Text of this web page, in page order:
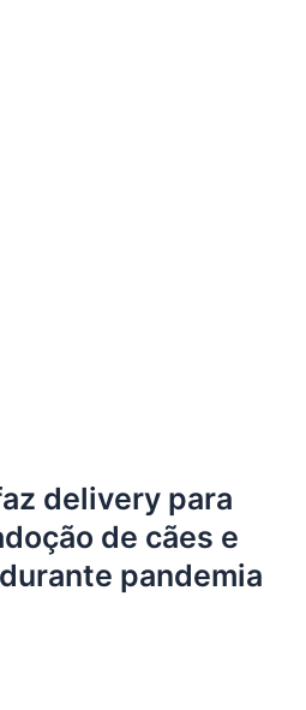
delivery para
de cães e
pandemia